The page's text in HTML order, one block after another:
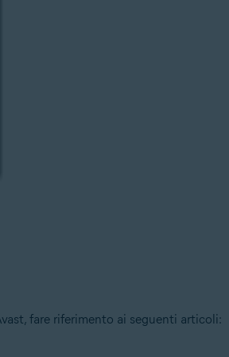
fare riferimento ai seguenti articoli: